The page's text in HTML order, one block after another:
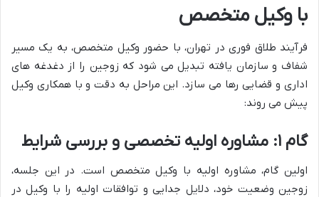
با وکیل متخصص
فرآیند طلاق فوری در تهران، با حضور وکیل متخصص، به یک مسیر
شفاف و سازمان یافته تبدیل می شود که زوجین را از دغدغه های
اداری و قضایی رها می سازد. این مراحل به دقت و با همکاری وکیل
پیش می روند:
گام ۱: مشاوره اولیه تخصصی و بررسی شرایط
اولین گام، مشاوره اولیه با وکیل متخصص است. در این جلسه،
زوجین وضعیت خود، دلایل جدایی و توافقات اولیه را با وکیل در